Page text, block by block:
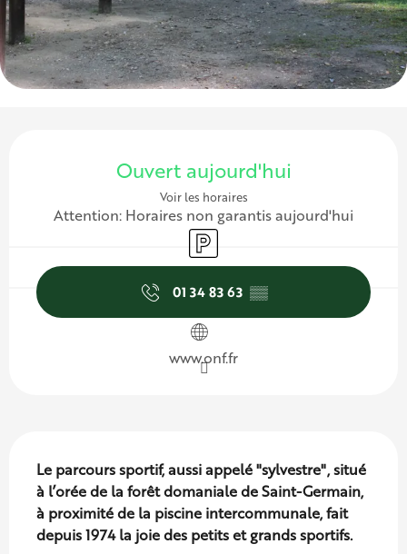
Ouverture et coordonnées
Ouvert aujourd'hui
Voir les horaires
Attention: Horaires non garantis aujourd'hui
Parking
01 34 83 63 ▒▒
www.onf.fr
Description
Le parcours sportif, aussi appelé "sylvestre", situé
à l’orée de la forêt domaniale de Saint-Germain,
à proximité de la piscine intercommunale, fait
depuis 1974 la joie des petits et grands sportifs.